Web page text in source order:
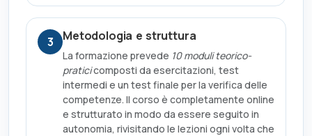
3 Metodologia e struttura
La formazione prevede 10 moduli teorico-
praticicomposti da esercitazioni, test
intermedi e un test finale per la verifica delle
competenze. Il corso è completamente online
e strutturato in modo da essere seguito in
autonomia, rivisitando le lezioni ogni volta che